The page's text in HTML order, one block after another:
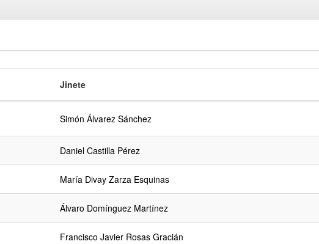
Jinete
Simón Álvarez Sánchez
Daniel Castilla Pérez
María Divay Zarza Esquinas
Álvaro Domínguez Martínez
Francisco Javier Rosas Gracián